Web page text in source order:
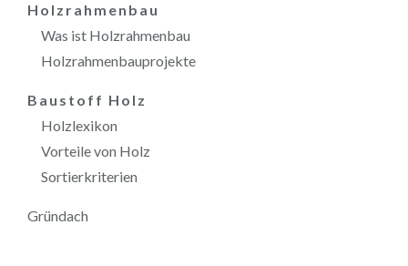
Holzrahmenbau
Was ist Holzrahmenbau
Holzrahmenbauprojekte
Baustoff Holz
Holzlexikon
Vorteile von Holz
Sortierkriterien
Gründach